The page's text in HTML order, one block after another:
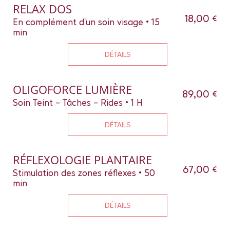
RELAX DOS
En complément d'un soin visage • 15
min
18,00 €
DÉTAILS
OLIGOFORCE LUMIÈRE
Soin Teint - Tâches - Rides • 1 H
89,00 €
DÉTAILS
RÉFLEXOLOGIE PLANTAIRE
Stimulation des zones réflexes • 50
min
67,00 €
DÉTAILS